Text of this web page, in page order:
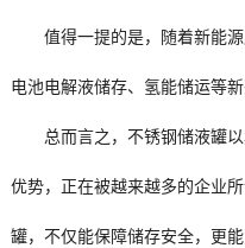
值得一提的是，随着新能
电池电解液储存、氢能储运等
总而言之，不锈钢储液罐
优势，正在被越来越多的企业
罐，不仅能保障储存安全，更